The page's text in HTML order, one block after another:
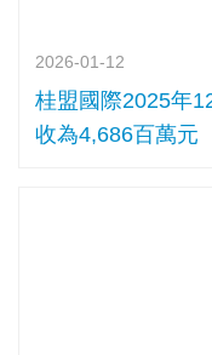
2026-01-12
桂盟國際2025年
收為4,686百萬元